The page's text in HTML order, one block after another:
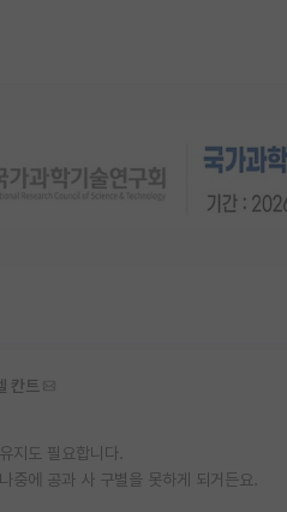
칸트
지도 필요합니다.
중에 공과 사 구별을 못하게 되거든요.